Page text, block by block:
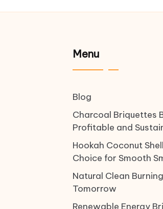
Menu
Blog
Charcoal Briquettes
Profitable and
Hookah Coconut
Choice for Smooth
Natural Clean
Tomorrow
Renewable Energy